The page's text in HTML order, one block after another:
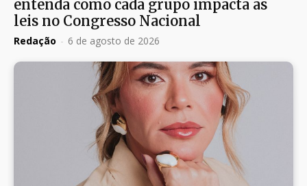
entenda como cada grupo impacta as
leis no Congresso Nacional
Redação - 6 de agosto de 2026